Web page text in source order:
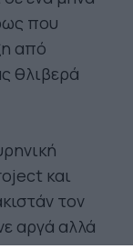
που
από
θλιβερά
και
τον
αργά αλλά